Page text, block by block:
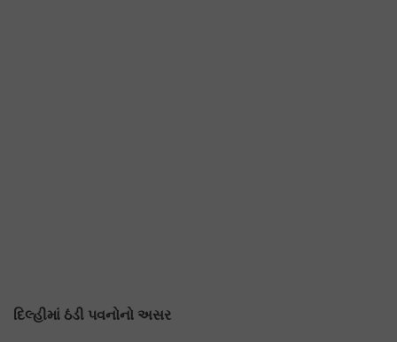
દિલ્હીમાં ઠંડી પવનોનો અસર